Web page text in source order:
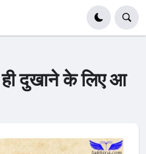
ही दुखाने के लिए आ